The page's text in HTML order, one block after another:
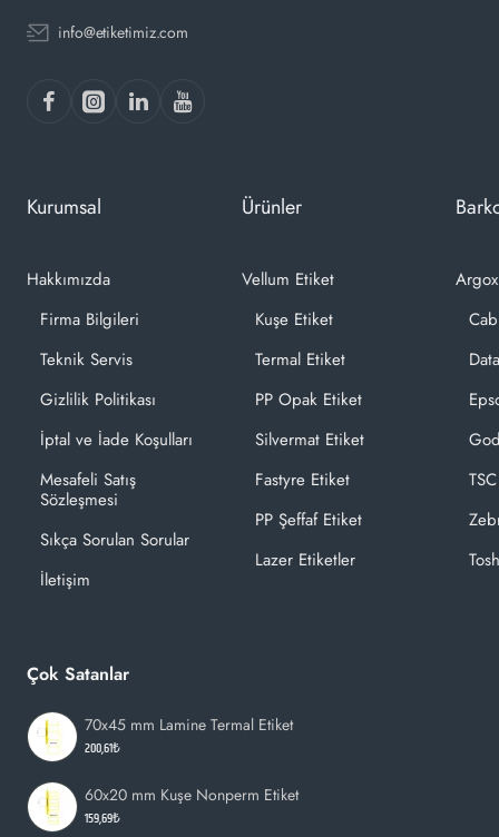
info@etiketimiz.com
Kurumsal
Hakkımızda
Firma Bilgileri
Teknik Servis
Gizlilik Politikası
İptal ve İade Koşulları
Mesafeli Satış
Sözleşmesi
Sıkça Sorulan Sorular
İletişim
Ürünler
Vellum Etiket
Kuşe Etiket
Termal Etiket
PP Opak Etiket
Silvermat Etiket
Fastyre Etiket
PP Şeffaf Etiket
Lazer Etiketler
Çok Satanlar
70x45 mm Lamine Termal Etiket
200,61₺
60x20 mm Kuşe Nonperm Etiket
159,69₺